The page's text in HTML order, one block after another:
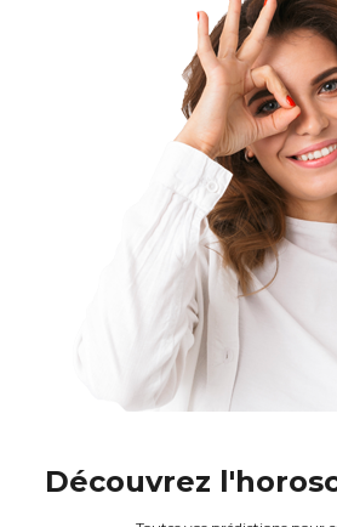
Découvrez